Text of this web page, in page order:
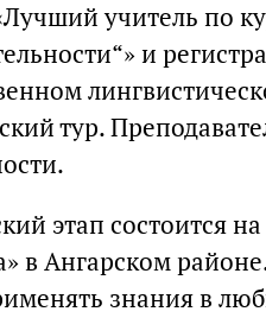
учитель по
и
тур.
этап состоится
в Ангарском
знания в